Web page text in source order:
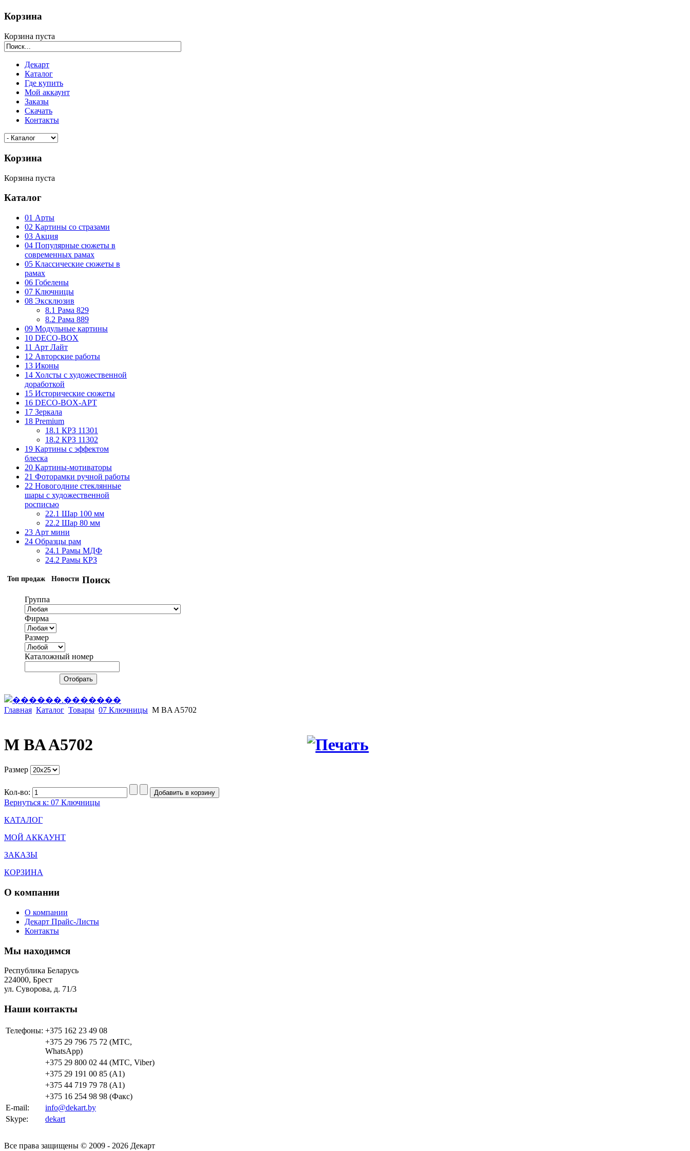
Корзина
Корзина пуста
Декарт
Каталог
Где купить
Мой аккаунт
Заказы
Скачать
Контакты
Корзина
Корзина пуста
Каталог
01 Арты
02 Картины со стразами
03 Акция
04 Популярные сюжеты в
современных рамах
05 Классические сюжеты в
рамах
06 Гобелены
07 Ключницы
08 Эксклюзив
8.1 Рама 829
8.2 Рама 889
09 Модульные картины
10 DECO-BOX
11 Арт Лайт
12 Авторские работы
13 Иконы
14 Холсты с художественной
доработкой
15 Исторические сюжеты
16 DECO-BOX-АРТ
17 Зеркала
18 Premium
18.1 КРЗ 11301
18.2 КРЗ 11302
19 Картины с эффектом
блеска
20 Картины-мотиваторы
21 Фоторамки ручной работы
22 Новогодние стеклянные
шары с художественной
росписью
22.1 Шар 100 мм
22.2 Шар 80 мм
23 Арт мини
24 Образцы рам
24.1 Рамы МДФ
24.2 Рамы КРЗ
Топ продаж Новости Поиск
Группа
Фирма
Размер
Каталожный номер
Отобрать
Главная Каталог Товары 07 Ключницы M BA A5702
M BA A5702
Размер
Кол-во:
Вернуться к: 07 Ключницы
КАТАЛОГ
МОЙ АККАУНТ
ЗАКАЗЫ
КОРЗИНА
О компании
О компании
Декарт Прайс-Листы
Контакты
Мы находимся
Республика Беларусь
224000, Брест
ул. Суворова, д. 71/3
Наши контакты
Телефоны: +375 162 23 49 08
+375 29 796 75 72 (МТС,
WhatsApp)
+375 29 800 02 44 (МТС, Viber)
+375 29 191 00 85 (A1)
+375 44 719 79 78 (A1)
+375 16 254 98 98 (Факс)
E-mail:
info@dekart.by
Skype:
dekart
Все права защищены © 2009 - 2026 Декарт